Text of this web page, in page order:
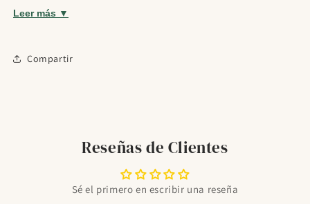
de su categoría.
Cosmética coreana
ocular. Uso nasal: permite la descongestión nasal sin efecto
medicamento, su presión osmótica es igual a la del plasma
Leer más ▼
Compartir
Reseñas de Clientes
Sé el primero en escribir una reseña